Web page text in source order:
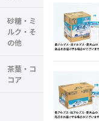
砂糖・ミ
ルク・そ
の他
茶葉・コ
コア